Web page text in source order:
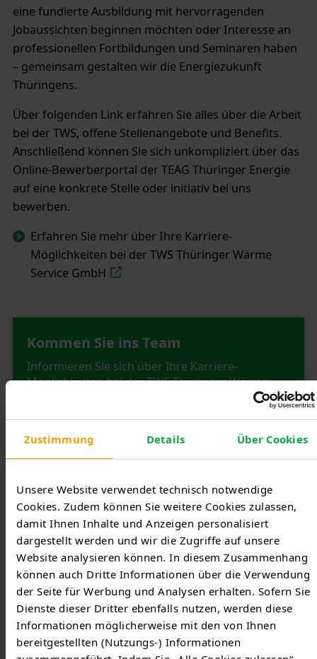
Zustimmung Details Über Cookies
Unsere Website verwendet technisch notwendige
Cookies. Zudem können Sie weitere Cookies zulassen,
damit Ihnen Inhalte und Anzeigen personalisiert
dargestellt werden und wir die Zugriffe auf unsere
Website analysieren können. In diesem Zusammenhang
können auch Dritte Informationen über die Verwendung
der Seite für Werbung und Analysen erhalten. Sofern Sie
Dienste dieser Dritter ebenfalls nutzen, werden diese
Informationen möglicherweise mit den von Ihnen
bereitgestellten (Nutzungs-) Informationen
eine fundierte Ausbildung mit hervorragenden
Jobaussichten beginnen möchten oder Interesse an
professionellen Fortbildungen und Seminaren haben
– gemeinsam gestalten wir die Energiezukunft
Thüringens.
Über folgenden Link erfahren Sie alles über die Arbeit
bei der TWS, offene Stellenangebote und Benefits.
Anschließend können Sie sich unkompliziert über das
Online-Bewerberportal der TEAG Thüringer Energie
auf eine konkrete Stelle oder initiativ bei uns
bewerben.
Erfahren Sie mehr über Ihre Karriere-
Möglichkeiten bei der TWS Thüringer Wärme
Service GmbH
Kommen Sie ins Team
Informieren Sie sich über Ihre Karriere-
Möglichkeiten bei der TWS Thüringer Wärme
Mehr erfahren